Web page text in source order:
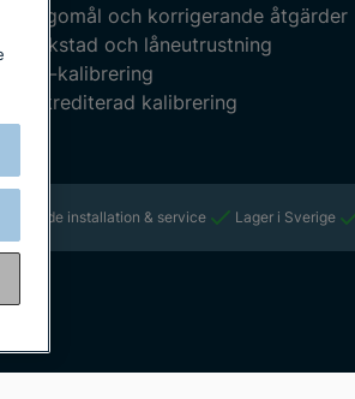
Klagomål och korrigerande åtgärder
Verkstad och låneutrustning
ISO-kalibrering
Ackrediterad kalibrering
installation & service Lager i Sverige